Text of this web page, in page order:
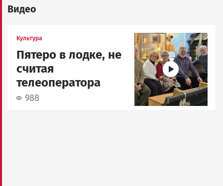
Видео
Культура
Пятеро в лодке, не
считая
телеоператора
988
Image